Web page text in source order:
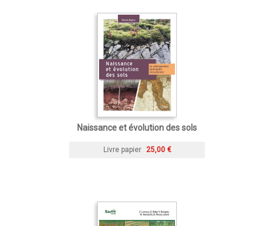
Naissance et évolution des sols
Livre papier 25,00 €